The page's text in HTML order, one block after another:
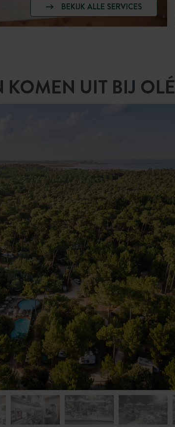
BEKIJK ALLE SERVICES
UIT BIJ